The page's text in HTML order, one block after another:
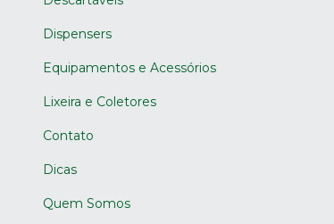
Dispensers
Equipamentos e Acessórios
Lixeira e Coletores
Contato
Dicas
Quem Somos